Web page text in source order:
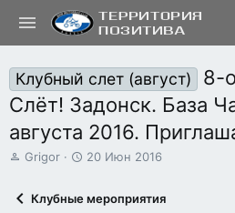
Клубный слет (август)
8-
Слёт! Задонск. База
августа 2016.
А
Grigor
Д
а
20 Июн 2016
Клубные мероприятия